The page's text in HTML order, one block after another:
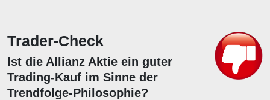
Trader-Check
Ist die Allianz Aktie ein guter
Trading-Kauf im Sinne der
Trendfolge-Philosophie?